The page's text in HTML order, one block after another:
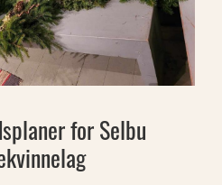
for Selbu